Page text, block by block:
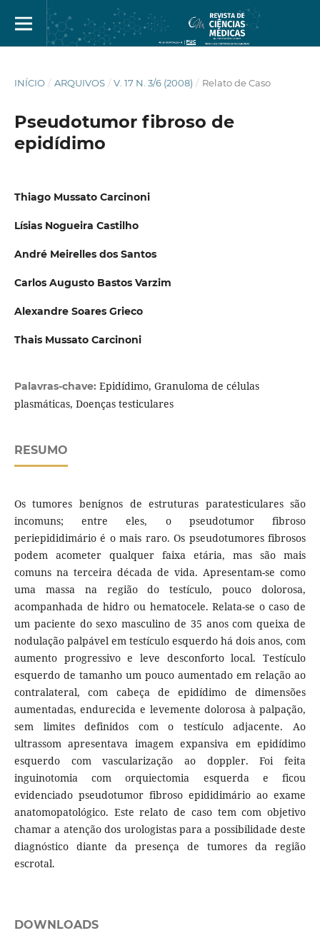
INÍCIO / ARQUIVOS / V. 17 N. 3/6 (2008) / Relato de Caso
Pseudotumor fibroso de
epidídimo
Thiago Mussato Carcinoni
Lísias Nogueira Castilho
André Meirelles dos Santos
Carlos Augusto Bastos Varzim
Alexandre Soares Grieco
Thais Mussato Carcinoni
Palavras-chave: Epidídimo, Granuloma de células
plasmáticas, Doenças testiculares
RESUMO
Os tumores benignos de estruturas paratesticulares são
incomuns; entre eles, o pseudotumor fibroso
periepididimário é o mais raro. Os pseudotumores fibrosos
podem acometer qualquer faixa etária, mas são mais
comuns na terceira década de vida. Apresentam-se como
uma massa na região do testículo, pouco dolorosa,
acompanhada de hidro ou hematocele. Relata-se o caso de
um paciente do sexo masculino de 35 anos com queixa de
nodulação palpável em testículo esquerdo há dois anos, com
aumento progressivo e leve desconforto local. Testículo
esquerdo de tamanho um pouco aumentado em relação ao
contralateral, com cabeça de epidídimo de dimensões
aumentadas, endurecida e levemente dolorosa à palpação,
sem limites definidos com o testículo adjacente. Ao
ultrassom apresentava imagem expansiva em epidídimo
esquerdo com vascularização ao doppler. Foi feita
inguinotomia com orquiectomia esquerda e ficou
evidenciado pseudotumor fibroso epididimário ao exame
anatomopatológico. Este relato de caso tem com objetivo
chamar a atenção dos urologistas para a possibilidade deste
diagnóstico diante da presença de tumores da região
escrotal.
DOWNLOADS